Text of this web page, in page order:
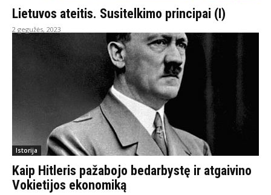
Lietuvos ateitis. Susitelkimo principai (I)
2 gegužės, 2023
Istorija
Kaip Hitleris pažabojo bedarbystę ir atgaivino
Vokietijos ekonomiką